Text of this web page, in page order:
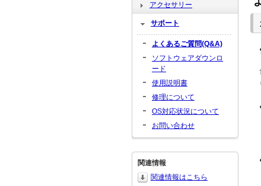
アクセサリー
サポート
よくあるご質問(Q&A)
ソフトウェアダウンロ
ード
使用説明書
修理について
OS対応状況について
お問い合わせ
関連情報
関連情報はこちら